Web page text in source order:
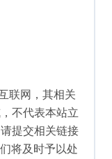
联网，其相关
不代表本站立
提交相关链接
将及时予以处